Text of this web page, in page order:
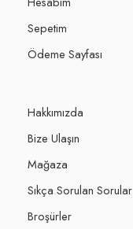
Sepetim
Ödeme Sayfası
Hakkımızda
Bize Ulaşın
Mağaza
Sıkça Sorulan Sorular
Broşürler